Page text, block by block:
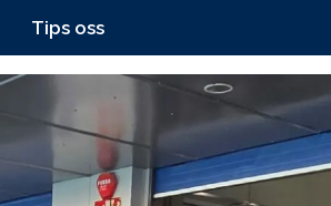
Tips oss